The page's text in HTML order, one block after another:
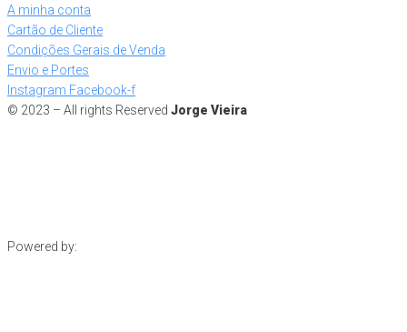
A minha conta
Cartão de Cliente
Condições Gerais de Venda
Envio e Portes
Instagram Facebook-f
© 2023 – All rights Reserved Jorge Vieira
Powered by: